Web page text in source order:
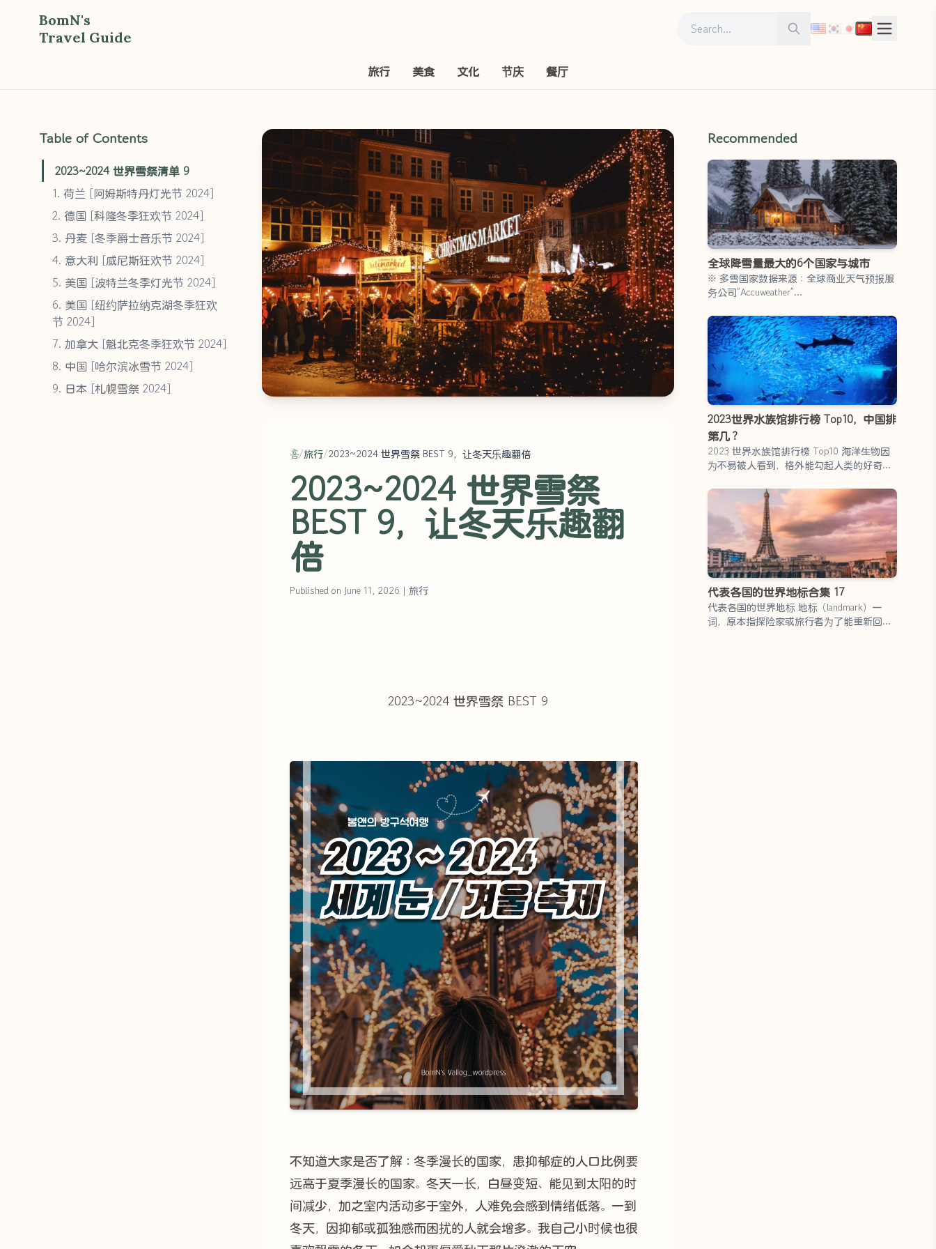
BomN's
Travel Guide
Search
旅行 美食 文化 节庆 餐厅
Table of Contents
2023~2024 世界雪祭清单 9
1. 荷兰 [阿姆斯特丹灯光节 2024]
2. 德国 [科隆冬季狂欢节 2024]
3. 丹麦 [冬季爵士音乐节 2024]
4. 意大利 [威尼斯狂欢节 2024]
5. 美国 [波特兰冬季灯光节 2024]
6. 美国 [纽约萨拉纳克湖冬季狂欢
节 2024]
7. 加拿大 [魁北克冬季狂欢节 2024]
8. 中国 [哈尔滨冰雪节 2024]
9. 日本 [札幌雪祭 2024]
홈/旅行/2023~2024 世界雪祭 BEST 9，让冬天乐趣翻倍
2023~2024 世界雪祭
BEST 9，让冬天乐趣翻
倍
Published on June 11, 2026 | 旅行
2023~2024 世界雪祭 BEST 9
不知道大家是否了解：冬季漫长的国家，患抑郁症的人口比例要
远高于夏季漫长的国家。冬天一长，白昼变短、能见到太阳的时
间减少，加之室内活动多于室外，人难免会感到情绪低落。一到
冬天，因抑郁或孤独感而困扰的人就会增多。我自己小时候也很
Recommended
全球降雪量最大的6个国家与城市
※ 多雪国家数据来源：全球商业天气预报服
务公司”Accuweather”…
2023世界水族馆排行榜 Top10，中国排
第几？
2023 世界水族馆排行榜 Top10 海洋生物因
为不易被人看到，格外能勾起人类的好奇
代表各国的世界地标合集 17
代表各国的世界地标 地标（landmark）一
词，原本指探险家或旅行者为了能重新回到